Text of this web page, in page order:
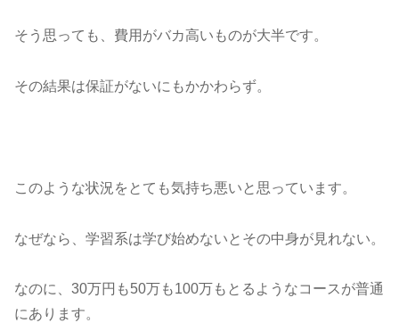
そう思っても、費用がバカ高いものが大半です。
その結果は保証がないにもかかわらず。
このような状況をとても気持ち悪いと思っています。
なぜなら、学習系は学び始めないとその中身が見れない。
なのに、30万円も50万も100万もとるようなコースが普通
にあります。